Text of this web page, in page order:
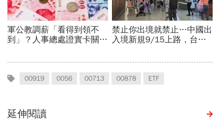
00919 0056 00713 00878 ETF
延伸閱讀